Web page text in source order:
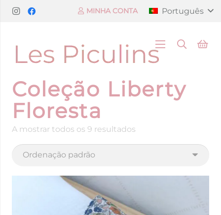
MINHA CONTA Português
Coleção Liberty
Floresta
A mostrar todos os 9 resultados